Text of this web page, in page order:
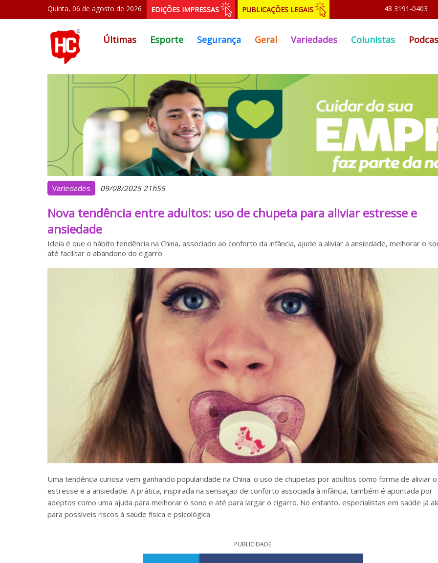
Quinta, 06 de agosto de 2026 EDIÇÕES IMPRESSAS PUBLICAÇÕES LEGAIS 48 3191-0403
Últimas Esporte Segurança Geral Variedades Colunistas
Variedades 09/08/2025 21h55
Nova tendência entre adultos: uso de chupeta para aliviar estresse e
ansiedade
Ideia é que o hábito tendência na China, associado ao conforto da infância, ajude a aliviar a ansiedade, melhorar o
até facilitar o abandono do cigarro
Uma tendência curiosa vem ganhando popularidade na China: o uso de chupetas por adultos como forma de aliviar o
estresse e a ansiedade. A prática, inspirada na sensação de conforto associada à infância, também é apontada por
adeptos como uma ajuda para melhorar o sono e até para largar o cigarro. No entanto, especialistas em saúde já
para possíveis riscos à saúde física e psicológica.
PUBLICIDADE